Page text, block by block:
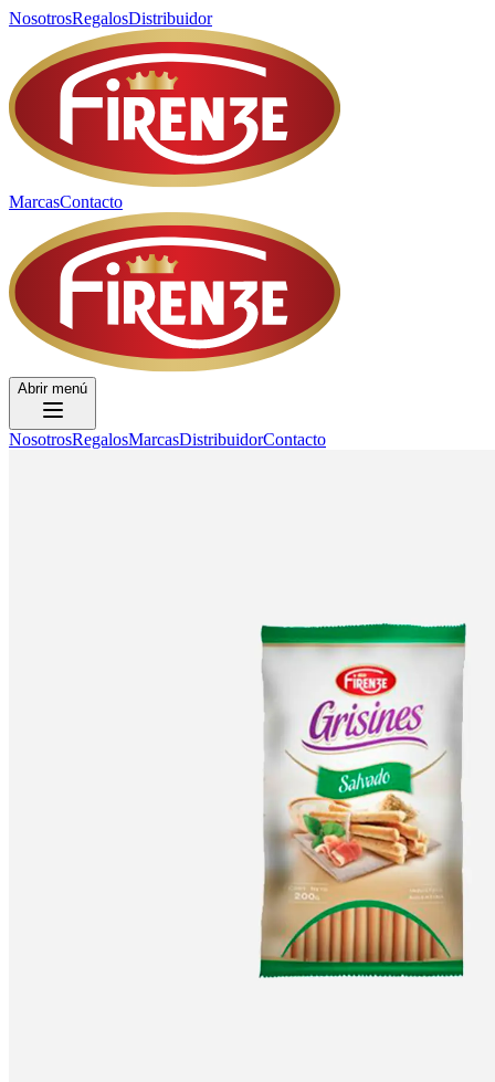
NosotrosRegalosDistribuidor
MarcasContacto
Abrir menú
NosotrosRegalosMarcasDistribuidorContacto